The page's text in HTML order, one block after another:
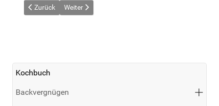
Vorheriger Beitrag: Bienenstich mit Kokos und Kokoscreme
Zurück Nächster Beitrag: Biskuitrollen-Schnitten
Weiter
Kochbuch
Backvergnügen